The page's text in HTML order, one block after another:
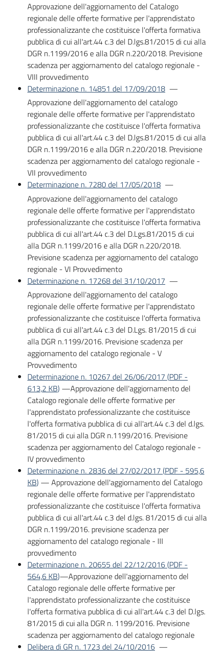
Approvazione dell'aggiornamento del Catalogo
regionale delle offerte formative per l'apprendistato
professionalizzante che costituisce l'offerta formativa
pubblica di cui all'art.44 c.3 del D.lgs.81/2015 di cui alla
DGR n.1199/2016 e alla DGR n.220/2018. Previsione
scadenza per aggiornamento del catalogo regionale -
VIII provvedimento
Determinazione n. 14851 del 17/09/2018 —
Approvazione dell'aggiornamento del catalogo
regionale delle offerte formative per l'apprendistato
professionalizzante che costituisce l'offerta formativa
pubblica di cui all'art.44 c.3 del D.lgs.81/2015 di cui alla
DGR n.1199/2016 e alla DGR n.220/2018. Previsione
scadenza per aggiornamento del catalogo regionale -
VII provvedimento
Determinazione n. 7280 del 17/05/2018 —
Approvazione dell'aggiornamento del catalogo
regionale delle offerte formative per l'apprendistato
professionalizzante che costituisce l'offerta formativa
pubblica di cui all'art.44 c.3 del D.Lgs.81/2015 di cui
alla DGR n.1199/2016 e alla DGR n.220/2018.
Previsione scadenza per aggiornamento del catalogo
regionale - VI Provvedimento
Determinazione n. 17268 del 31/10/2017 —
Approvazione dell'aggiornamento del catalogo
regionale delle offerte formative per l'apprendistato
professionalizzante che costituisce l'offerta formativa
pubblica di cui all'art.44 c.3 del D.Lgs. 81/2015 di cui
alla DGR n.1199/2016. Previsione scadenza per
aggiornamento del catalogo regionale - V
Provvedimento
Determinazione n. 10267 del 26/06/2017 (PDF -
613,2 KB) —Approvazione dell'aggiornamento del
Catalogo regionale delle offerte formative per
l'apprendistato professionalizzante che costituisce
l'offerta formativa pubblica di cui all'art.44 c.3 del d.lgs.
81/2015 di cui alla DGR n.1199/2016. Previsione
scadenza per aggiornamento del Catalogo regionale -
IV provvedimento
Determinazione n. 2836 del 27/02/2017 (PDF - 595,6
KB) — Approvazione dell'aggiornamento del Catalogo
regionale delle offerte formative per l'apprendistato
professionalizzante che costituisce l'offerta formativa
pubblica di cui all'art.44 c.3 del d.lgs. 81/2015 di cui alla
DGR n.1199/2016. previsione scadenza per
aggiornamento del catalogo regionale - III
provvedimento
Determinazione n. 20655 del 22/12/2016(PDF -
564,6 KB)—Approvazione dell'aggiornamento del
Catalogo regionale delle offerte formative per
l'apprendistato professionalizzante che costituisce
l'offerta formativa pubblica di cui all'art.44 c.3 del D.lgs.
81/2015 di cui alla DGR n. 1199/2016. Previsione
scadenza per aggiornamento del catalogo regionale
Delibera di GR n. 1723 del 24/10/2016 —